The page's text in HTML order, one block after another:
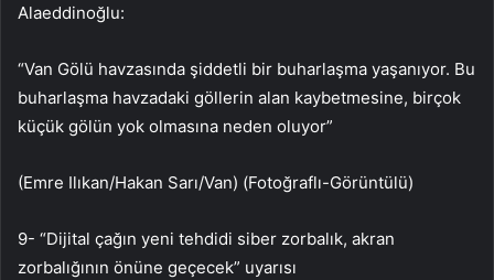
Alaeddinoğlu:
“Van Gölü havzasında şiddetli bir buharlaşma yaşanıyor. Bu
buharlaşma havzadaki göllerin alan kaybetmesine, birçok
küçük gölün yok olmasına neden oluyor”
(Emre Ilıkan/Hakan Sarı/Van) (Fotoğraflı-Görüntülü)
9- “Dijital çağın yeni tehdidi siber zorbalık, akran
zorbalığının önüne geçecek” uyarısı